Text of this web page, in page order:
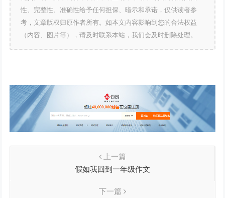
性、完整性、准确性给予任何担保、暗示和承诺，仅供读者参
考，文章版权归原作者所有。如本文内容影响到您的合法权益
（内容、图片等），请及时联系本站，我们会及时删除处理。
上一篇
假如我回到一年级作文
下一篇